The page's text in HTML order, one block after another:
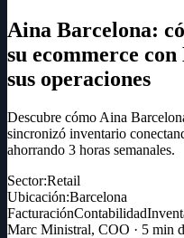
Aina Barcelona:
su ecommerce
sus operaciones
Descubre cómo Aina
sincronizó inventario
ahorrando 3 horas semanales.
Sector:Retail
Ubicación:Barcelona
FacturaciónContabilidad
Marc Ministral, COO · 5 min